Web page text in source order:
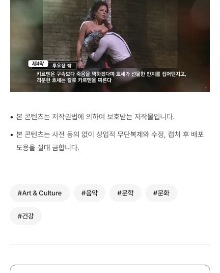
• 본 콘텐츠는 저작권법에 의하여 보호받는 저작물입니다.
• 본 콘텐츠는 사전 동의 없이 상업적 무단복제와 수정, 캡처 후 배포
도용을 절대 금합니다.
#Art & Culture #음악 #문학 #문화
#건강